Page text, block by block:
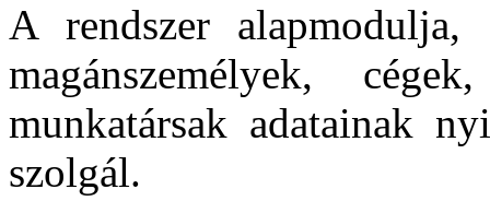
A rendszer
magánszemélyek,
munkatársak adatainak
szolgál.